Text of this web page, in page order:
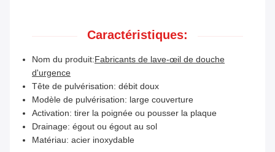
Caractéristiques:
Nom du produit:Fabricants de lave-œil de douche
d'urgence
Tête de pulvérisation: débit doux
Modèle de pulvérisation: large couverture
Activation: tirer la poignée ou pousser la plaque
Drainage: égout ou égout au sol
Matériau: acier inoxydable